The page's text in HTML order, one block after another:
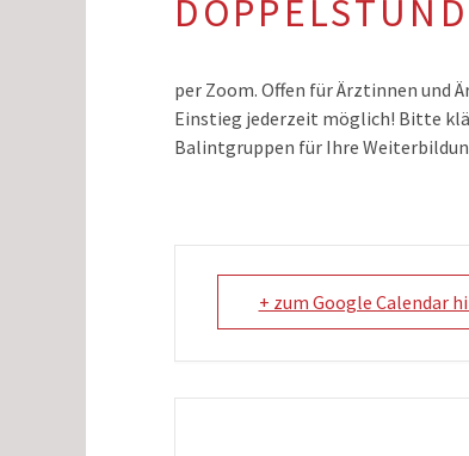
per Zoom. Offen für Ärztinnen und
Einstieg jederzeit möglich! Bitte
Balintgruppen für Ihre
+ zum Google Calendar